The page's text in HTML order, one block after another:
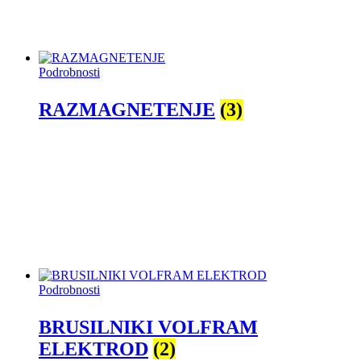
Podrobnosti
RAZMAGNETENJE (3)
Podrobnosti
BRUSILNIKI VOLFRAM
ELEKTROD (2)